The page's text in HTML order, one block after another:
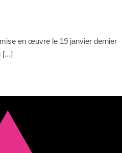
en œuvre le 19 janvier dernier
[...]